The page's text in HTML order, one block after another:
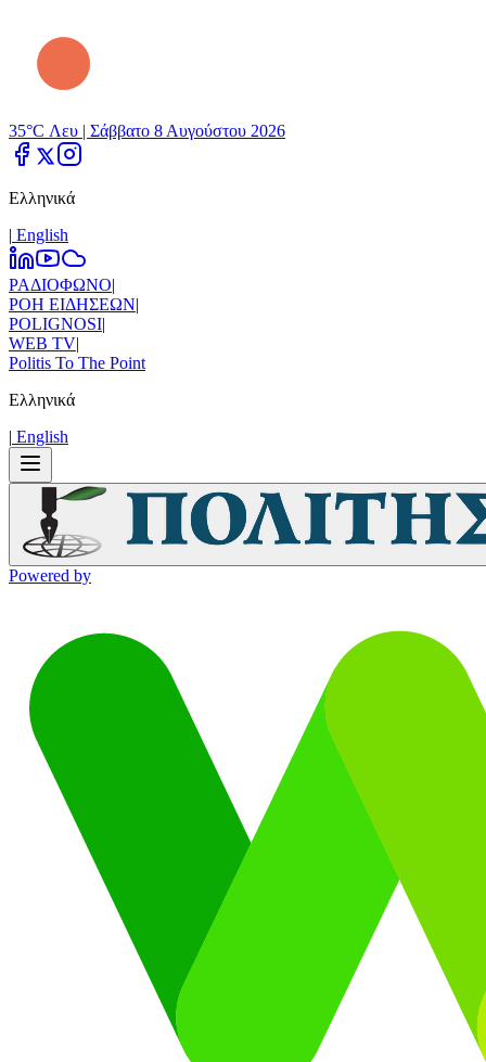
35°C Λευ | Σάββατο 8 Αυγούστου 2026
Ελληνικά
| Εnglish
ΡΑΔΙΟΦΩΝΟ|
ΡΟΗ ΕΙΔΗΣΕΩΝ|
POLIGNOSI|
WEB TV|
Politis To The Point
Ελληνικά
| Εnglish
Powered by